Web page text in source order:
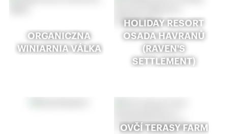
ORGANICZNA
WINIARNIA VÁLKA
HOLIDAY RESORT
OSADA HAVRANŮ
(RAVEN'S
SETTLEMENT)
OVČÍ TERASY FARM